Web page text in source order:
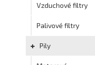
Vzduchové filtry
Palivové filtry
Pily